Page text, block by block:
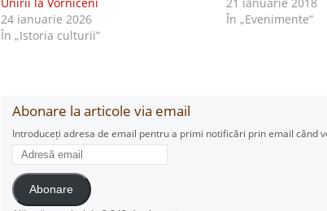
24 ianuarie 2026
În „Istoria culturii”
În „Evenimente”
Abonare la articole via email
Introduceți adresa de email pentru a primi notificări prin email când
Adresă
email
Abonare